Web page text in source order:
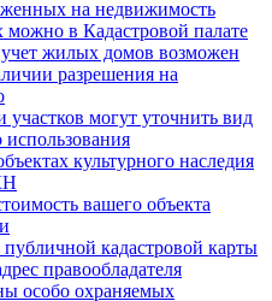
на недвижимость
можно в Кадастровой палате
жилых домов возможен
разрешения на
участков могут уточнить вид
использования
культурного наследия
вашего объекта
кадастровой карты
правообладателя
особо охраняемых